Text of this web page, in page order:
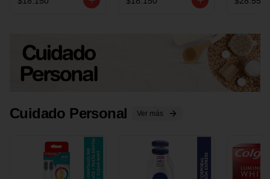
Cuidado Personal Ver más